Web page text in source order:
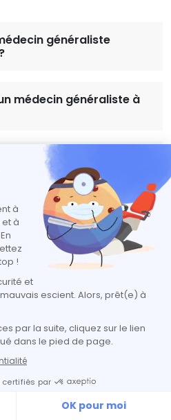
généraliste
médecin généraliste à
entre secteur 1 et
par consultation
médecin remplaçant ?
généraliste en
?
d’un médecin au